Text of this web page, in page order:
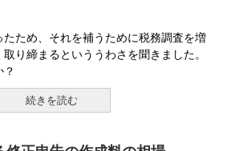
たため、それを補うために税務調査を増
り締まるといううわさを聞きました。
続きを読む